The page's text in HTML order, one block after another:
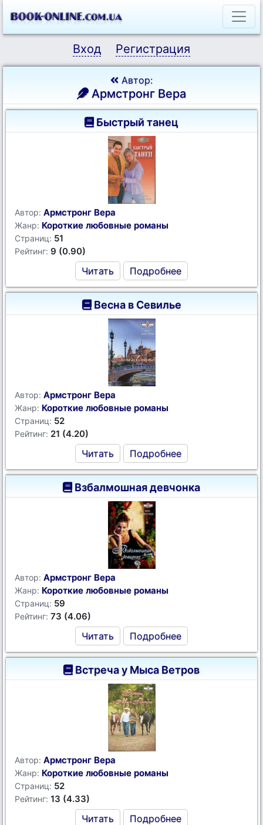
Вход Регистрация
Автор:
Армстронг Вера
Быстрый танец
Автор: Армстронг Вера
Жанр: Короткие любовные романы
Страниц: 51
Рейтинг: 9 (0.90)
Читать Подробнее
Весна в Севилье
Автор: Армстронг Вера
Жанр: Короткие любовные романы
Страниц: 52
Рейтинг: 21 (4.20)
Читать Подробнее
Взбалмошная девчонка
Автор: Армстронг Вера
Жанр: Короткие любовные романы
Страниц: 59
Рейтинг: 73 (4.06)
Читать Подробнее
Встреча у Мыса Ветров
Автор: Армстронг Вера
Жанр: Короткие любовные романы
Страниц: 52
Рейтинг: 13 (4.33)
Читать Подробнее